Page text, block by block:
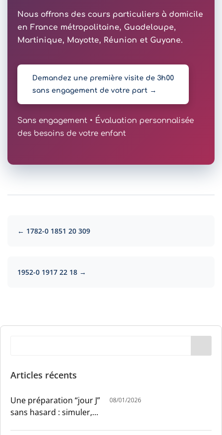
Nous offrons des cours particuliers à domicile
en France métropolitaine, Guadeloupe,
Martinique, Mayotte, Réunion et Guyane.
Demandez une première visite de 3h00
sans engagement de votre part →
Sans engagement • Évaluation personnalisée
des besoins de votre enfant
← 1782-0 1851 20 309
1952-0 1917 22 18 →
Articles récents
Une préparation “jour J”
sans hasard : simuler,
08/01/2026